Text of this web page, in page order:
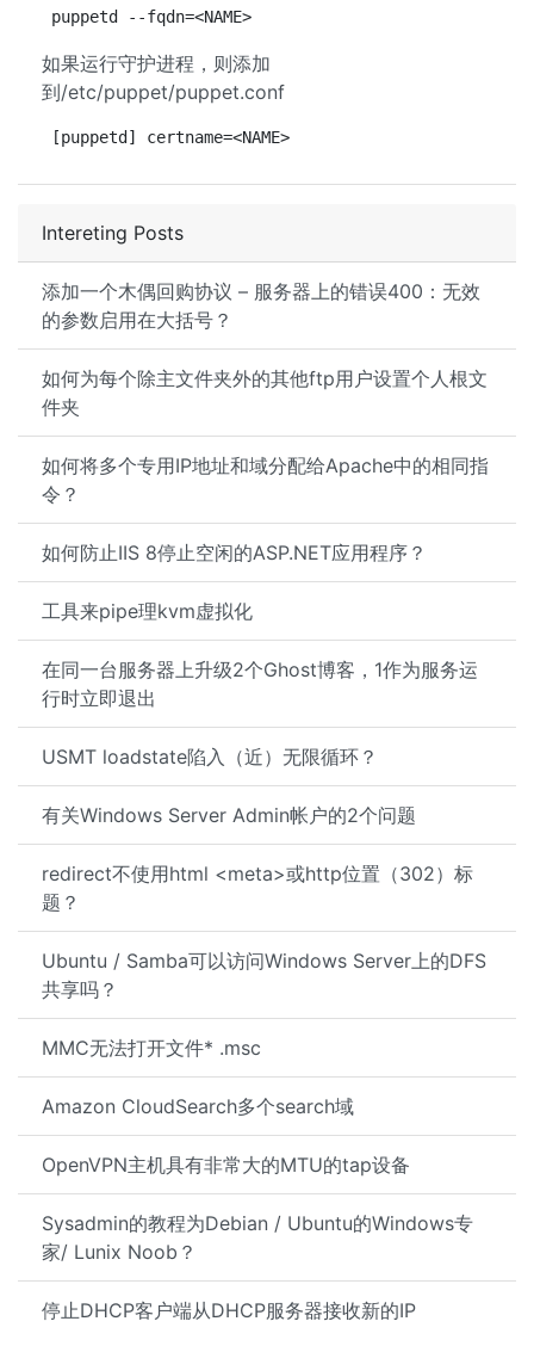
Intereting Posts
添加一个木偶回购协议 – 服务器上的错误400：无效
的参数启用在大括号？
如何为每个除主文件夹外的其他ftp用户设置个人根文
件夹
如何将多个专用IP地址和域分配给Apache中的相同指
令？
如何防止IIS 8停止空闲的ASP.NET应用程序？
工具来pipe理kvm虚拟化
在同一台服务器上升级2个Ghost博客，1作为服务运
行时立即退出
USMT loadstate陷入（近）无限循环？
有关Windows Server Admin帐户的2个问题
redirect不使用html <meta>或http位置（302）标
题？
Ubuntu / Samba可以访问Windows Server上的DFS
共享吗？
MMC无法打开文件* .msc
Amazon CloudSearch多个search域
OpenVPN主机具有非常大的MTU的tap设备
Sysadmin的教程为Debian / Ubuntu的Windows专
家/ Lunix Noob？
停止DHCP客户端从DHCP服务器接收新的IP
puppetd --fqdn=<NAME>
如果运行守护进程，则添加
到/etc/puppet/puppet.conf
[puppetd] certname=<NAME>